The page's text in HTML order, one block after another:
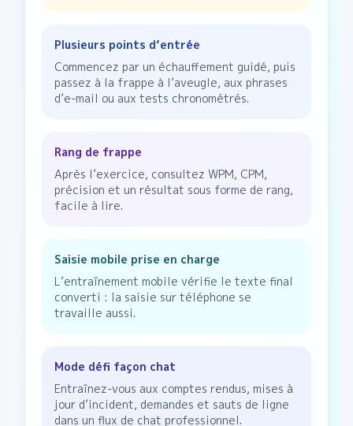
Plusieurs points d’entrée
Commencez par un échauffement guidé, puis
passez à la frappe à l’aveugle, aux phrases
d’e-mail ou aux tests chronométrés.
Rang de frappe
Après l’exercice, consultez WPM, CPM,
précision et un résultat sous forme de rang,
facile à lire.
Saisie mobile prise en charge
L’entraînement mobile vérifie le texte final
converti : la saisie sur téléphone se
travaille aussi.
Mode défi façon chat
Entraînez-vous aux comptes rendus, mises à
jour d’incident, demandes et sauts de ligne
dans un flux de chat professionnel.